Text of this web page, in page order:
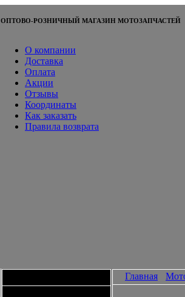
ОПТОВО-РОЗНИЧНЫЙ МАГАЗИН МОТОЗАПЧАСТЕЙ
О компании
Доставка
Оплата
Акции
Отзывы
Координаты
Как заказать
Правила возврата
Главная